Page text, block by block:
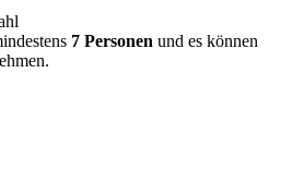
7 Personen und es können